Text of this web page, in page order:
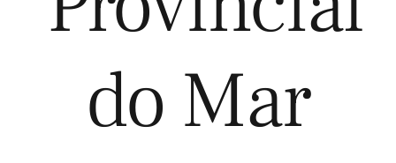
Explora
do Mar